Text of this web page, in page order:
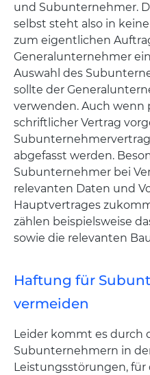
und Subunternehmer.
selbst steht also in
zum eigentlichen
Generalunternehmer
Auswahl des
sollte der
verwenden. Auch wenn
schriftlicher Vertrag
abgefasst werden.
Subunternehmer bei
relevanten Daten und
Hauptvertrages
zählen beispielsweise
sowie die relevanten
Haftung für
vermeiden
Leider kommt es durch
Subunternehmern in
Leistungsstörungen, für